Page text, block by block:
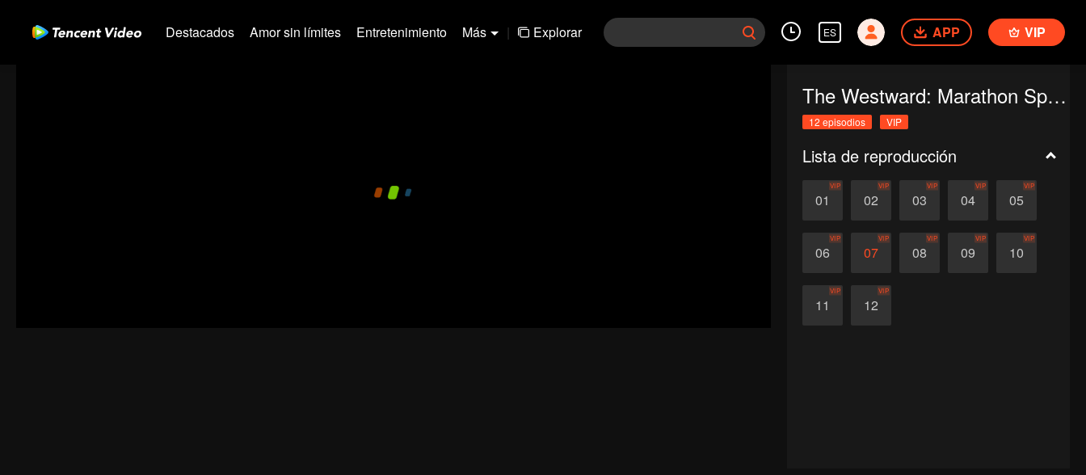
Destacados Amor sin límites Entretenimiento Más | Explorar ES APP VIP
The Westward: Marathon Special
12 episodios VIP
Lista de reproducción
01
VIP
02
VIP
03
VIP
04
VIP
05
VIP
06
VIP
07
VIP
08
VIP
09
VIP
10
VIP
11
VIP
12
VIP